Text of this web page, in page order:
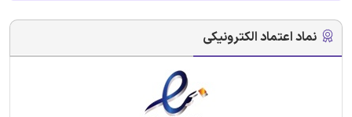
نماد اعتماد الکترونیکی